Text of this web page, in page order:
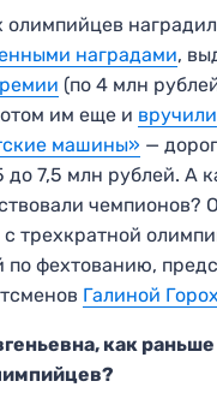
олимпийцев
наградами,
(по 4 млн
им еще и вручили
машины» —
до 7,5 млн рублей. А
чемпионов?
с трехкратной
по фехтованию,
Галиной
как